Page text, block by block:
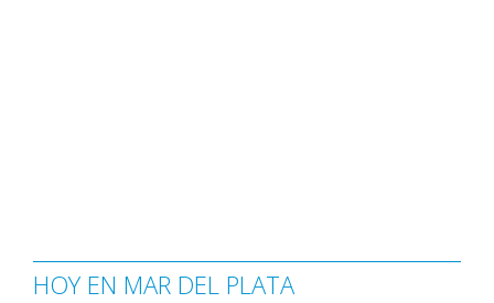
HOY EN MAR DEL PLATA